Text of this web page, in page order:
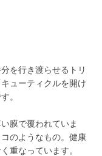
を行き渡らせるトリ
ューティクルを開け
。
膜で覆われていま
のようなもの。健康
重なっています。